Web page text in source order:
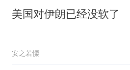
美国对伊朗已经没软了
安之若憟